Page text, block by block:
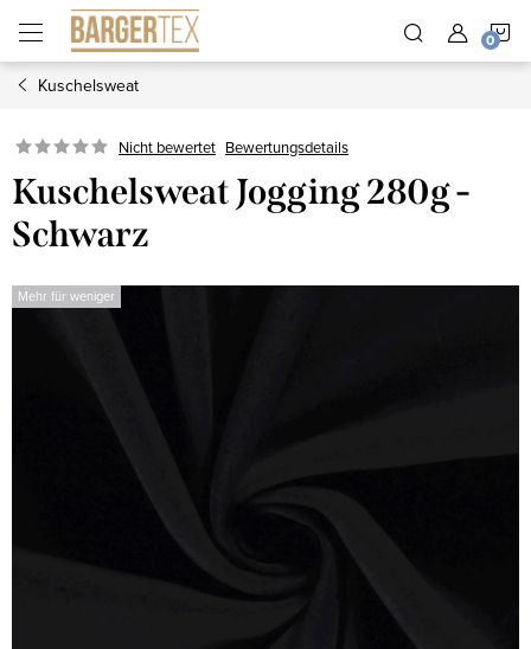
Inhalt
springen
Kuschelsweat
Nicht bewertet Bewertungsdetails
Kuschelsweat Jogging 280g -
Schwarz
Mehr für weniger